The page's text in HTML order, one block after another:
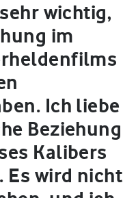
wichtig,
im
Ich liebe
Beziehung
Kalibers
wird nicht